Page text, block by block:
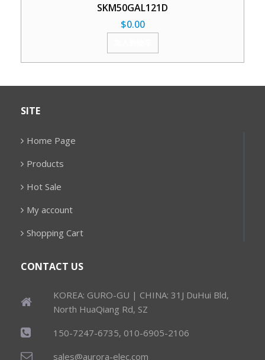
SKM50GAL121D
$0.00
SITE
Home Page
Products
Hot Sale
My account
Shopping Cart
CONTACT US
KOREA: GURO-GU | CHINA: 31J DuHui Bld,
North HuaQiang Rd, SZ
150-7247-6735, 010-6905-2106
sales@aurora-elec.com